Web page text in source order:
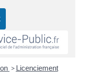
> Licenciement